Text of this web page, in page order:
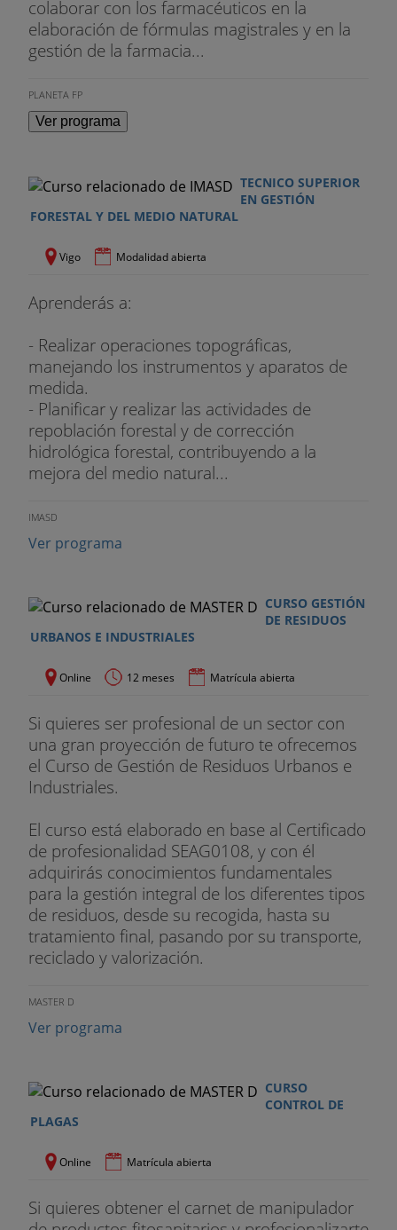
del pastoreo. Normativa básica relacionada con la
producción de animales ecológicos y sus
productos.
- Productos animales ecológicos. Anatomía y
fisiología de la ubre. Prácticas zootécnicas
Instalaciones y equipos de ordeño. Higiene y
conservación de la leche. Recogida y
almacenamiento de huevos. Organización y
rutinas de trabajo en ganadería ecológica.
relacionada con la producción de animales
colaborar con los farmacéuticos en la
elaboración de fórmulas magistrales y en la
gestión de la farmacia...
PLANETA FP
Ver programa
TECNICO SUPERIOR
EN GESTIÓN
FORESTAL Y DEL MEDIO NATURAL
Vigo Modalidad abierta
Aprenderás a:
- Realizar operaciones topográficas,
manejando los instrumentos y aparatos de
medida.
- Planificar y realizar las actividades de
repoblación forestal y de corrección
hidrológica forestal, contribuyendo a la
mejora del medio natural...
IMASD
Ver programa
CURSO GESTIÓN
DE RESIDUOS
URBANOS E INDUSTRIALES
Online 12 meses Matrícula abierta
Si quieres ser profesional de un sector con
una gran proyección de futuro te ofrecemos
el Curso de Gestión de Residuos Urbanos e
Industriales.
El curso está elaborado en base al Certificado
de profesionalidad SEAG0108, y con él
adquirirás conocimientos fundamentales
para la gestión integral de los diferentes tipos
de residuos, desde su recogida, hasta su
tratamiento final, pasando por su transporte,
reciclado y valorización.
MASTER D
Ver programa
CURSO
CONTROL DE
PLAGAS
Online Matrícula abierta
Si quieres obtener el carnet de manipulador